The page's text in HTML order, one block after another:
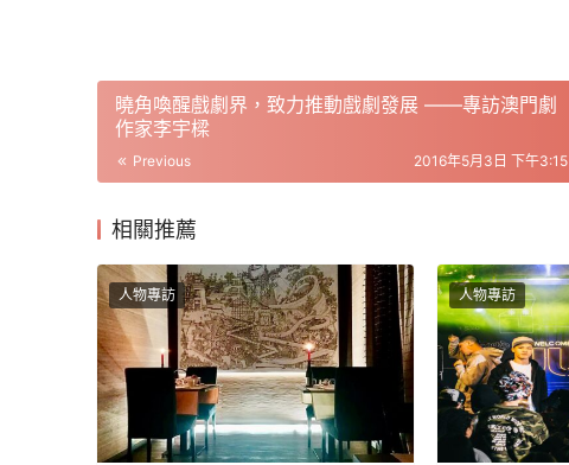
曉角喚醒戲劇界，致力推動戲劇發展 ——專訪澳門劇
作家李宇樑
Previous 2016年5月3日 下午3:15
相關推薦
人物專訪 人物專訪